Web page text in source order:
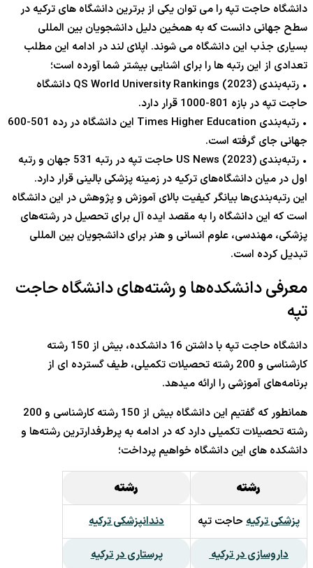
دانشگاه حاجت تپه را می توان یکی از برترین دانشگاه های ترکیه در
سطح جهانی دانست که به همخین دلیل دانشجویان بین المللی
بسیاری جذب این دانشگاه می شوند. اپلای لند در ادامه این مطلب
تعدادی از این رتبه ها را برای اشنایی بیشتر شما آورده است؛
• رتبه‌بندی QS World University Rankings (2023) دانشگاه
حاجت تپه در بازه 801-1000 قرار دارد.
• رتبه‌بندی Times Higher Education این دانشگاه در رده 501-600
جهانی جای گرفته است.
• رتبه‌بندی US News (2023) حاجت تپه در رتبه 531 جهان و رتبه
اول در میان دانشگاه‌های ترکیه در زمینه پزشکی بالینی قرار دارد.
این رتبه‌بندی‌ها بیانگر کیفیت بالای آموزش و پژوهش در این دانشگاه
است که این دانشگاه را به مقصد ایده آل برای تحصیل در رشته‌های
پزشکی، مهندسی، علوم انسانی و هنر برای دانشجویان بین المللی
تبدیل کرده است.
معرفی دانشکده‌ها و رشته‌های دانشگاه حاجت
تپه
دانشگاه حاجت تپه با داشتن 16 دانشکده، بیش از 150 رشته
کارشناسی و 200 رشته تحصیلات تکمیلی، طیف گسترده ای از
برنامه‌های آموزشی را ارائه میدهد.
همانطور که گفتیم این دانشگاه بیش از 150 رشته کارشناسی و 200
رشته تحصیلات تکمیلی دارد که در ادامه به پرطرفدارترین رشته‌ها و
دانشکده های این دانشگاه خواهیم پرداخت؛
رشته رشته
پزشکی ترکیه حاجت تپه دندانپزشکی ترکیه
داروسازی در ترکیه پرستاری در ترکیه